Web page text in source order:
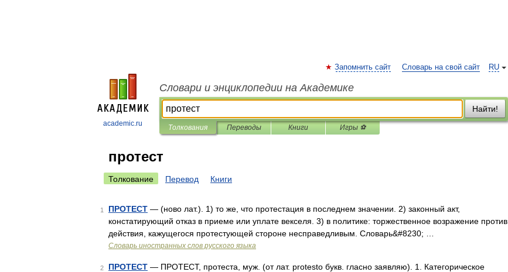
academic.ru
RU
Запомнить сайт Словарь на свой сайт
Словари и энциклопедии на Академике
Найти!
Толкования Переводы Книги Игры ⚽
протест
Толкование Перевод Книги
1 ПРОТЕСТ — (ново лат.). 1) то же, что протестация в последнем значении. 2) законный акт,
констатирующий отказ в приеме или уплате векселя. 3) в политике: торжественное возражение против
действия, кажущегося протестующей стороне несправедливым. Словарь&#8230; …
Словарь иностранных слов русского языка
2 ПРОТЕСТ — ПРОТЕСТ, протеста, муж. (от лат. protesto букв. гласно заявляю). 1. Категорическое